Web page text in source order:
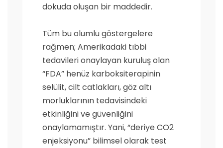
dokuda oluşan bir maddedir.
Tüm bu olumlu göstergelere
rağmen; Amerikadaki tıbbi
tedavileri onaylayan kuruluş olan
“FDA” henüz karboksiterapinin
selülit, cilt catlakları, göz altı
morluklarının tedavisindeki
etkinliğini ve güvenliğini
onaylamamıştır. Yani, “deriye CO2
enjeksiyonu” bilimsel olarak test